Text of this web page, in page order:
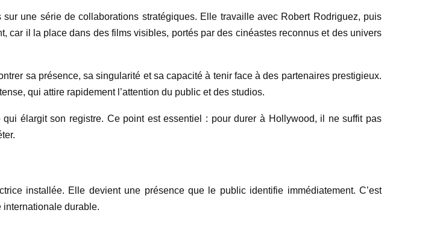
une série de collaborations stratégiques. Elle travaille avec Robert Rodriguez, puis
car il la place dans des films visibles, portés par des cinéastes reconnus et des univers
sa présence, sa singularité et sa capacité à tenir face à des partenaires prestigieux.
qui attire rapidement l’attention du public et des studios.
élargit son registre. Ce point est essentiel : pour durer à Hollywood, il ne suffit pas
installée. Elle devient une présence que le public identifie immédiatement. C’est
internationale durable.